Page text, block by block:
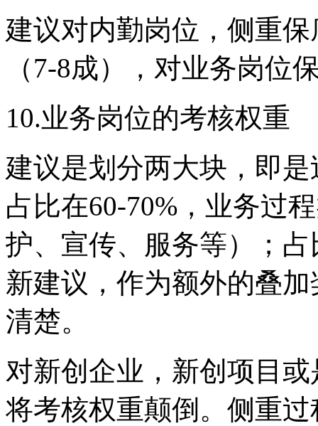
建议对内勤岗位，侧重
（7-8成），对业务岗位
10.业务岗位的考核权重
建议是划分两大块，即
占比在60-70%，业务过
护、 宣传、 服务等） ； 占
新建议，作为额外的叠
清楚。
对新创企业，新创项目
将考核权重颠倒。 侧重过